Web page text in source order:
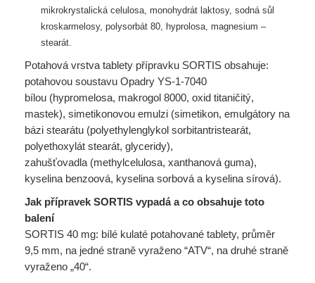
mikrokrystalická celulosa, monohydrát laktosy, sodná sůl
kroskarmelosy, polysorbát 80, hyprolosa, magnesium –
stearát.
Potahová vrstva tablety přípravku SORTIS obsahuje:
potahovou soustavu Opadry YS-1-7040
bílou (hypromelosa, makrogol 8000, oxid titaničitý,
mastek), simetikonovou emulzi (simetikon, emulgátory na
bázi stearátu (polyethylenglykol sorbitantristearát,
polyethoxylát stearát, glyceridy),
zahušťovadla (methylcelulosa, xanthanová guma),
kyselina benzoová, kyselina sorbová a kyselina sírová).
Jak přípravek SORTIS vypadá a co obsahuje toto
balení
SORTIS 40 mg: bílé kulaté potahované tablety, průměr
9,5 mm, na jedné straně vyraženo “ATV“, na druhé straně
vyraženo „40“.